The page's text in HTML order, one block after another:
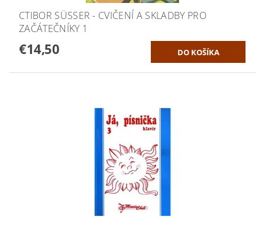
CTIBOR SÜSSER - CVIČENÍ A SKLADBY PRO
ZAČÁTEČNÍKY 1
€14,50